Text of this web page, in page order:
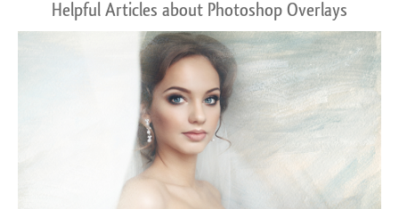
Helpful Articles about Photoshop Overlays